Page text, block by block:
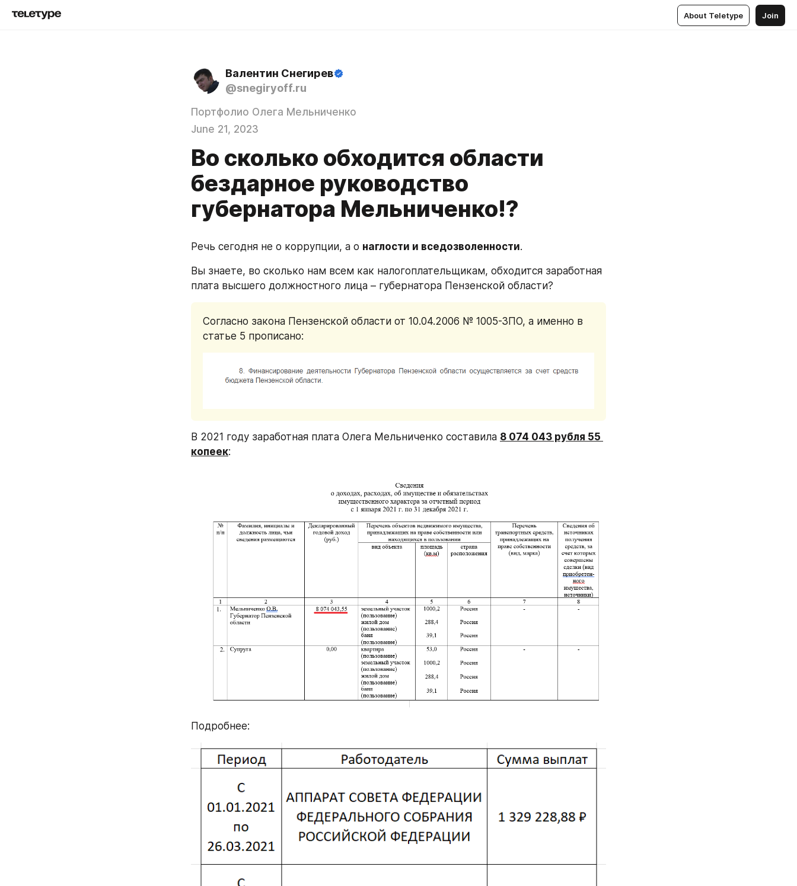
About Teletype Join
Валентин Снегирев
@snegiryoff.ru
Портфолио Олега Мельниченко
June 21, 2023
Во сколько обходится области
бездарное руководство
губернатора Мельниченко!?
Речь сегодня не о коррупции, а о наглости и вседозволенности.
Вы знаете, во сколько нам всем как налогоплательщикам, обходится заработная
плата высшего должностного лица – губернатора Пензенской области?
Согласно закона Пензенской области от 10.04.2006 № 1005-ЗПО, а именно в
статье 5 прописано:
В 2021 году заработная плата Олега Мельниченко составила 8 074 043 рубля 55
копеек:
Подробнее: